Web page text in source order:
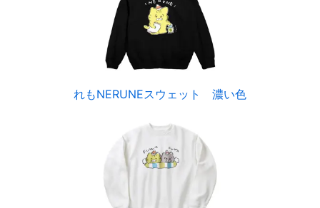
れもNERUNEスウェット 濃い色